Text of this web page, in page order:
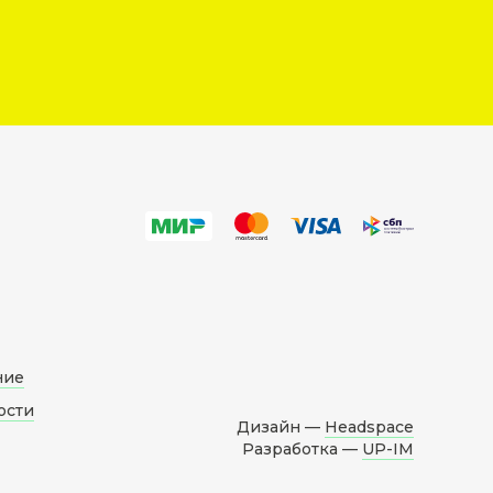
Дизайн — Headspace
Разработка — UP-IM